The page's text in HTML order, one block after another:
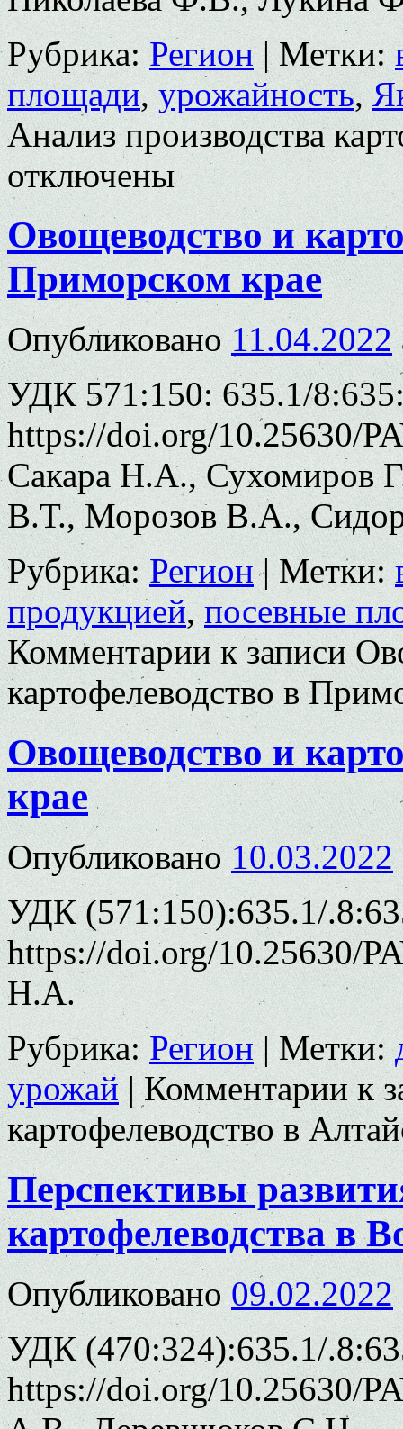
Рубрика: Регион | Метки:
площади,урожайность,
Анализ производства
отключены
Овощеводство и
Приморском крае
Опубликовано 11.04.2022
УДК 571:150: 635.1/
https://doi.org/10.25630/
Сакара Н.А., Сухомиров
В.Т., Морозов В.А.,
Рубрика: Регион | Метки:
продукцией,посевные
Комментариик записи
картофелеводство в
Овощеводство и
крае
Опубликовано 10.03.2022
УДК (571:150):635.1/
https://doi.org/10.25630/
Н.А.
Рубрика: Регион | Метки:
урожай | Комментариик
картофелеводство в
Перспективы
картофелеводства в
Опубликовано 09.02.2022
УДК (470:324):635.1/
https://doi.org/10.25630/